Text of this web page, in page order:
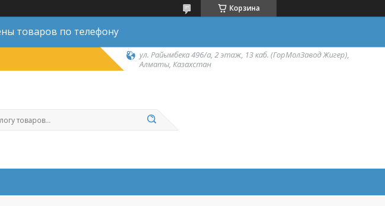
Корзина
товаров по телефону
ул. Райымбека 496/а, 2 этаж, 13 каб. (ГорМолЗавод Жигер),
Алматы, Казахстан